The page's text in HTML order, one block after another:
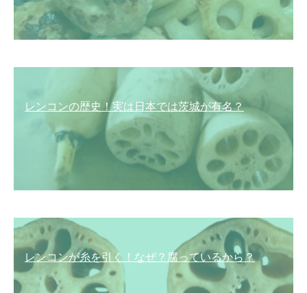
レンコンの歴史！実は日本では茨城が有名？
レンコンが糸を引く！なぜ？腐っているから？